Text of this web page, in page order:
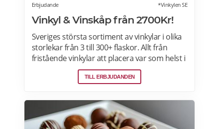
Erbjudande *Vinkylen SE
Vinkyl & Vinskåp från 2700Kr!
Sveriges största sortiment av vinkylar i olika
storlekar från 3 till 300+ flaskor. Allt från
fristående vinkylar att placera var som helst i
hemmet, till inbyggda eller integrerbara
vinkylar som elegant smälter in i
Designa din vinkyl i vilken färg du vill! Läs
mer>>>
TILL ERBJUDANDEN